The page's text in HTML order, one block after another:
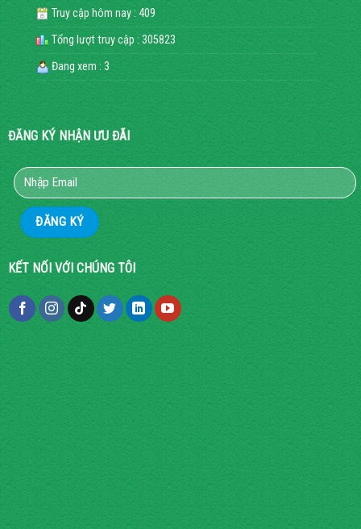
Truy cập hôm nay : 409
Tổng lượt truy cập : 305823
Đang xem : 3
ĐĂNG KÝ NHẬN ƯU ĐÃI
KẾT NỐI VỚI CHÚNG TÔI